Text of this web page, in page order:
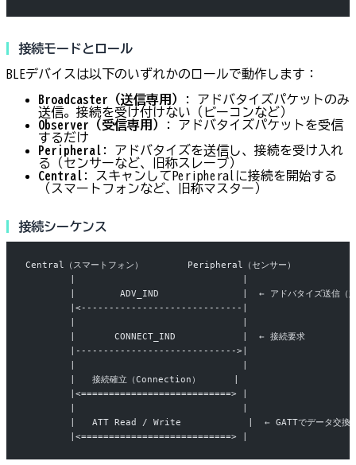
接続モードとロール
BLEデバイスは以下のいずれかのロールで動作します：
Broadcaster（送信専用）
: アドバタイズパケットのみ
送信。接続を受け付けない（ビーコンなど）
Observer（受信専用）
: アドバタイズパケットを受信
するだけ
Peripheral
: アドバタイズを送信し、接続を受け入れ
る（センサーなど、旧称スレーブ）
Central
: スキャンしてPeripheralに接続を開始する
（スマートフォンなど、旧称マスター）
接続シーケンス
Central（スマートフォン）        Peripheral（センサー）
|        ADV_IND               |  ← アドバタイズ送信（定
        |<-----------------------------|
        |       CONNECT_IND            |  ← 接続要求
        |----------------------------->|
        |   接続確立（Connection）      |
        |<===========================> |
        |   ATT Read / Write            |  ← GATTでデータ交換
        |<===========================> |